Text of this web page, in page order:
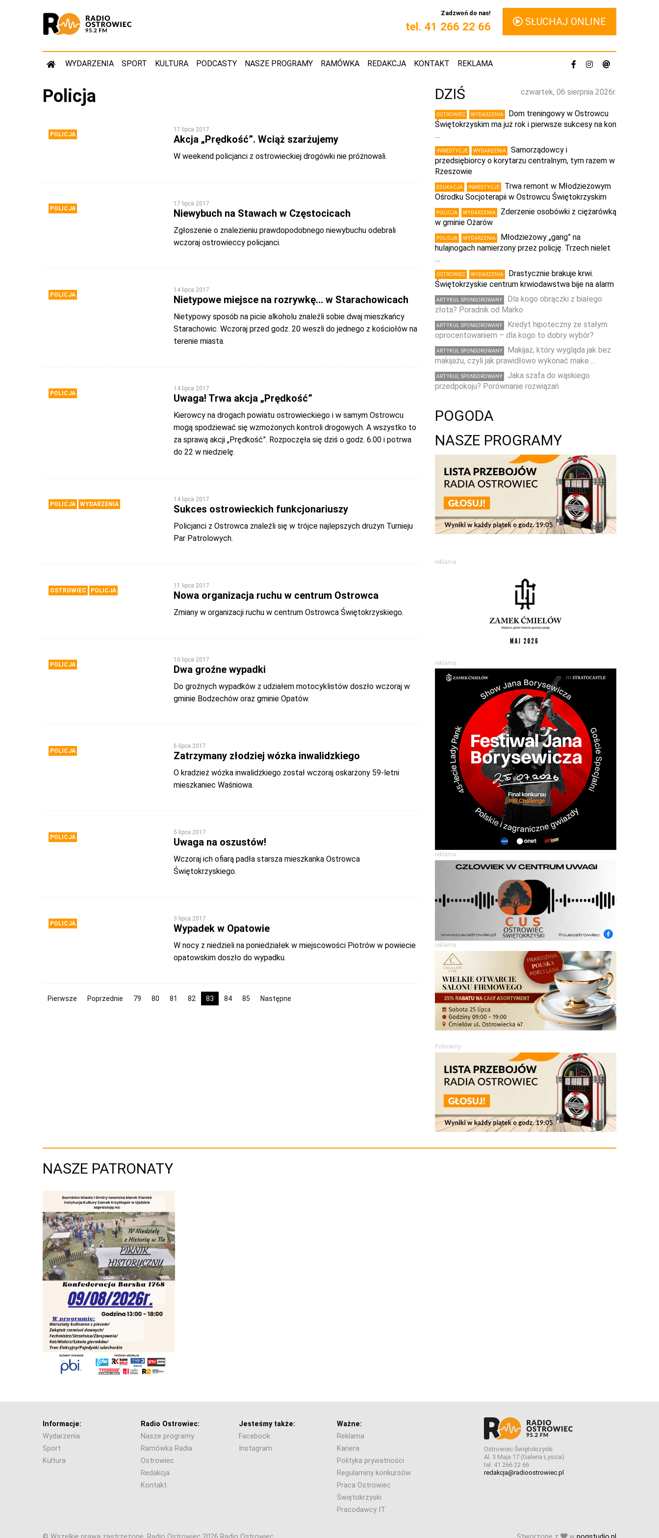
Zadzwoń do nas!
tel. 41 266 22 66 SŁUCHAJ ONLINE
WYDARZENIA SPORT KULTURA PODCASTY NASZE PROGRAMY RAMÓWKA REDAKCJA KONTAKT REKLAMA
Policja
POLICJA
17 lipca 2017
Akcja „Prędkość”. Wciąż szarżujemy
W weekend policjanci z ostrowieckiej drogówki nie próżnowali.
POLICJA
17 lipca 2017
Niewybuch na Stawach w Częstocicach
Zgłoszenie o znalezieniu prawdopodobnego niewybuchu odebrali
wczoraj ostrowieccy policjanci.
POLICJA
14 lipca 2017
Nietypowe miejsce na rozrywkę… w Starachowicach
Nietypowy sposób na picie alkoholu znaleźli sobie dwaj mieszkańcy
Starachowic. Wczoraj przed godz. 20 weszli do jednego z kościołów na
terenie miasta.
POLICJA
14 lipca 2017
Uwaga! Trwa akcja „Prędkość”
Kierowcy na drogach powiatu ostrowieckiego i w samym Ostrowcu
mogą spodziewać się wzmożonych kontroli drogowych. A wszystko to
za sprawą akcji „Prędkość”. Rozpoczęła się dziś o godz. 6.00 i potrwa
do 22 w niedzielę.
POLICJA WYDARZENIA
14 lipca 2017
Sukces ostrowieckich funkcjonariuszy
Policjanci z Ostrowca znaleźli się w trójce najlepszych drużyn Turnieju
Par Patrolowych.
OSTROWIEC POLICJA
11 lipca 2017
Nowa organizacja ruchu w centrum Ostrowca
Zmiany w organizacji ruchu w centrum Ostrowca Świętokrzyskiego.
POLICJA
10 lipca 2017
Dwa groźne wypadki
Do groźnych wypadków z udziałem motocyklistów doszło wczoraj w
gminie Bodzechów oraz gminie Opatów.
POLICJA
6 lipca 2017
Zatrzymany złodziej wózka inwalidzkiego
O kradzież wózka inwalidzkiego został wczoraj oskarżony 59-letni
mieszkaniec Waśniowa.
POLICJA
5 lipca 2017
Uwaga na oszustów!
Wczoraj ich ofiarą padła starsza mieszkanka Ostrowca
Świętokrzyskiego.
POLICJA
3 lipca 2017
Wypadek w Opatowie
W nocy z niedzieli na poniedziałek w miejscowości Piotrów w powiecie
opatowskim doszło do wypadku.
Pierwsze Poprzednie 79 80 81 82 83 84 85 Następne
czwartek, 06 sierpnia 2026r.
DZIŚ
OSTROWIEC WYDARZENIA
Dom treningowy w Ostrowcu
Świętokrzyskim ma już rok i pierwsze sukcesy na kon
…
INWESTYCJE WYDARZENIA
Samorządowcy i
przedsiębiorcy o korytarzu centralnym, tym razem w
Rzeszowie
EDUKACJA INWESTYCJE
Trwa remont w Młodzieżowym
Ośrodku Socjoterapii w Ostrowcu Świętokrzyskim
POLICJA WYDARZENIA
Zderzenie osobówki z ciężarówką
w gminie Ożarów
POLICJA WYDARZENIA
Młodzieżowy „gang” na
hulajnogach namierzony przez policję. Trzech nielet
…
OSTROWIEC WYDARZENIA
Drastycznie brakuje krwi.
Świętokrzyskie centrum krwiodawstwa bije na alarm
ARTYKUŁ SPONSOROWANY
Dla kogo obrączki z białego
złota? Poradnik od Marko
ARTYKUŁ SPONSOROWANY
Kredyt hipoteczny ze stałym
oprocentowaniem – dla kogo to dobry wybór?
ARTYKUŁ SPONSOROWANY
Makijaż, który wygląda jak bez
makijażu, czyli jak prawidłowo wykonać make …
ARTYKUŁ SPONSOROWANY
Jaka szafa do wąskiego
przedpokoju? Porównanie rozwiązań
POGODA
NASZE PROGRAMY
reklama
reklama
reklama
reklama
Polecamy
NASZE PATRONATY
Informacje:
Wydarzenia
Sport
Kultura
Radio Ostrowiec:
Nasze programy
Ramówka Radia
Ostrowiec
Redakcja
Kontakt
Jesteśmy także:
Facebook
Instagram
Ważne:
Reklama
Kariera
Polityka prywatności
Regulaminy konkursów
Praca Ostrowiec
Świętokrzyski
Pracodawcy IT
Ostrowiec Świętokrzyski
Al. 3 Maja 17 (Galeria Łysica)
tel. 41 266 22 66
redakcja@radioostrowiec.pl